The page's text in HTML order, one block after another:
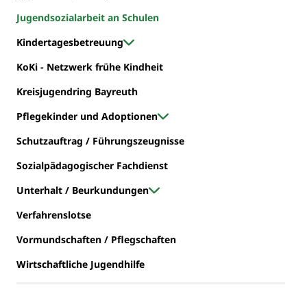
Jugendsozialarbeit an Schulen
Kindertagesbetreuung
KoKi - Netzwerk frühe Kindheit
Kreisjugendring Bayreuth
Pflegekinder und Adoptionen
Schutzauftrag / Führungszeugnisse
Sozialpädagogischer Fachdienst
Unterhalt / Beurkundungen
Verfahrenslotse
Vormundschaften / Pflegschaften
Wirtschaftliche Jugendhilfe